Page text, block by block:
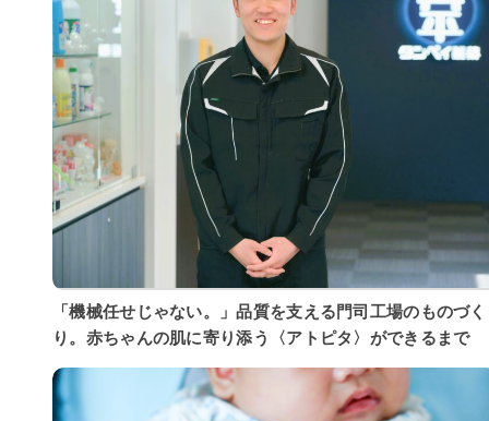
「機械任せじゃない。」品質を支える門司工場のものづく
り。赤ちゃんの肌に寄り添う〈アトピタ〉ができるまで